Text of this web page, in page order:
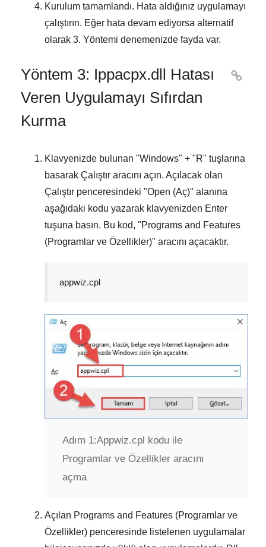
Kurulum tamamlandı. Hata aldığınız uygulamayı
çalıştırın. Eğer hata devam ediyorsa alternatif
olarak 3. Yöntemi denemenizde fayda var.
Yöntem 3: Ippacpx.dll Hatası
Veren Uygulamayı Sıfırdan
Kurma

Klavyenizde bulunan "Windows" + "R" tuşlarına
basarak Çalıştır aracını açın. Açılacak olan
Çalıştır penceresindeki "Open (Aç)" alanına
aşağıdaki kodu yazarak klavyenizden Enter
tuşuna basın. Bu kod, "Programs and Features
(Programlar ve Özellikler)" aracını açacaktır.
appwiz.cpl
Adım 1:Appwiz.cpl kodu ile
Programlar ve Özellikler aracını
açma
Açılan Programs and Features (Programlar ve
Özellikler) penceresinde listelenen uygulamalar